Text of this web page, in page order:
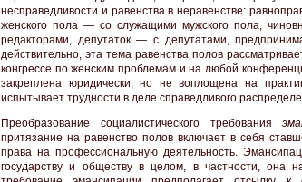
несправедливости и равенства в неравенстве:
женского пола — со служащими мужского пола,
редакторами, депутаток — с депутатами,
действительно, эта тема равенства полов
конгрессе по женским проблемам и на любой
закреплена юридически, но не воплощена на
испытывает трудности в деле справедливого
Преобразование социалистического требования
притязание на равенство полов включает в себя
права на профессиональную деятельность.
государству и обществу в целом, в частности, она